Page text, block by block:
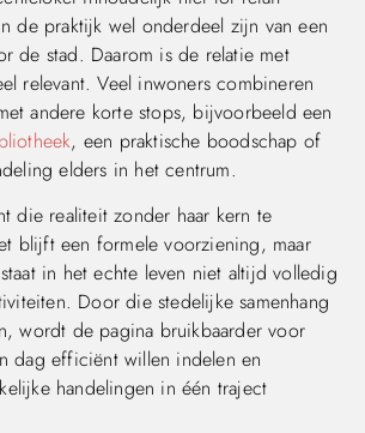
de praktijk wel onderdeel zijn van een
de stad. Daarom is de relatie met
relevant. Veel inwoners combineren
andere korte stops, bijvoorbeeld een
, een praktische boodschap of
elders in het centrum.
die realiteit zonder haar kern te
blijft een formele voorziening, maar
in het echte leven niet altijd volledig
Door die stedelijke samenhang
wordt de pagina bruikbaarder voor
dag efficiënt willen indelen en
handelingen in één traject